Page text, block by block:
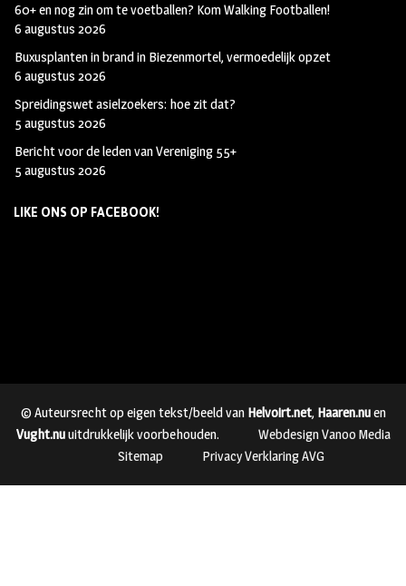
60+ en nog zin om te voetballen? Kom Walking Footballen!
6 augustus 2026
Buxusplanten in brand in Biezenmortel, vermoedelijk opzet
6 augustus 2026
Spreidingswet asielzoekers: hoe zit dat?
5 augustus 2026
Bericht voor de leden van Vereniging 55+
5 augustus 2026
LIKE ONS OP FACEBOOK!
© Auteursrecht op eigen tekst/beeld van Helvoirt.net, Haaren.nuen
Vught.nuuitdrukkelijk voorbehouden.
Webdesign Vanoo Media
Sitemap
Privacy Verklaring AVG